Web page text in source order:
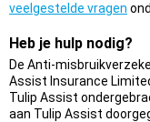
veelgestelde vragen
Heb je hulp nodig?
De Anti-
Assist Insurance
Tulip Assist
aan Tulip Assist